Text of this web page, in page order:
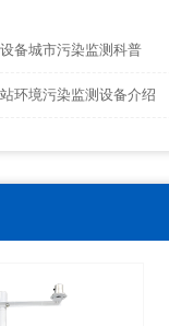
备城市污染监测科普
环境污染监测设备介绍